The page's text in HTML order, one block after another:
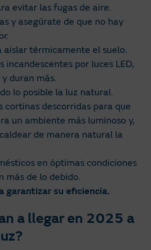
evitar las fugas de aire.
y asegúrate de que no hay
térmicamente el suelo.
incandescentes por luces LED,
duran más.
lo posible la luz natural.
cortinas descorridas para que
un ambiente más luminoso y,
de manera natural la
en óptimas condiciones
más de lo debido.
garantizar su eficiencia.
a llegar en 2025 a